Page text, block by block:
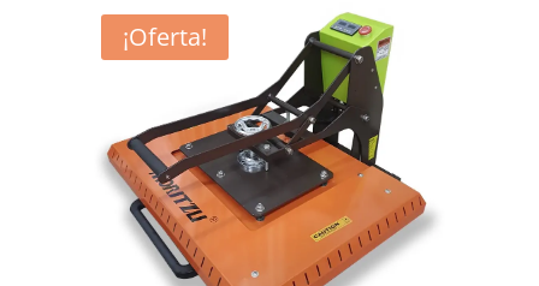
¡Oferta!